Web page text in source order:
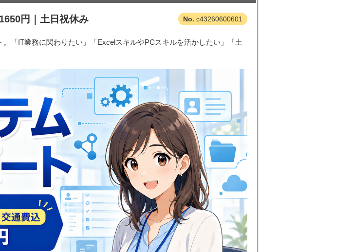
c43260600601
円｜土日祝休み
「IT業務に関わりたい」「ExcelスキルやPCスキルを活かしたい」「土